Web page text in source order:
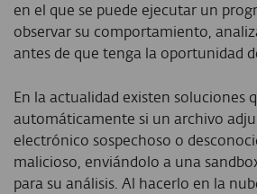
en el que se puede ejecutar un
observar su comportamiento,
antes de que tenga la oportunidad
En la actualidad existen soluciones
automáticamente si un archivo
electrónico sospechoso o
malicioso, enviándolo a una
para su análisis. Al hacerlo en la